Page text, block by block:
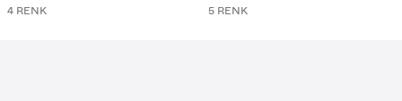
4 RENK
5 RENK